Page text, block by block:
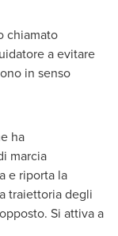
chiamato
a evitare
in senso
ha
marcia
e riporta la
traiettoria degli
Si attiva a